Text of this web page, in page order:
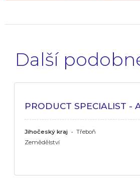
Další
PRODUCT SPECIALIST -
Jihočeský kraj • Třeboň
Zemědělství